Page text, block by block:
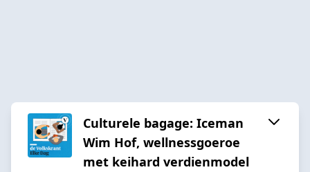
Culturele bagage: Iceman
Wim Hof, wellnessgoeroe
met keihard verdienmodel